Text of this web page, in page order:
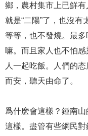
鄉，農村集市上已鮮有
就是“二陽”了，也沒
等等，也不發燒。最
嘛。而且家人也不怕感
人一起吃飯。人們的
而安，聽天由命了。
爲什麽會這樣？鍾南
這樣。盡管有些網民